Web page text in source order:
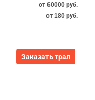
от 60000 руб.
от 180 руб.
Заказать трал